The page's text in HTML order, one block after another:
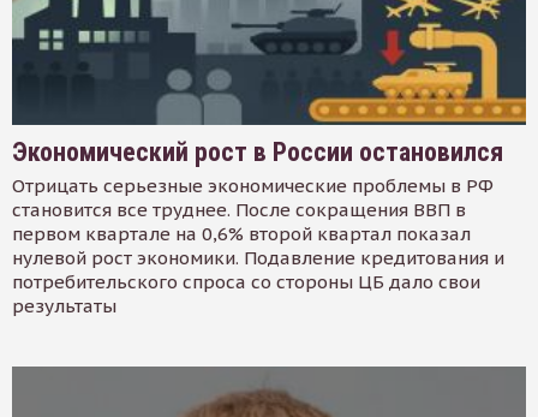
Экономический рост в России остановился
Отрицать серьезные экономические проблемы в РФ
становится все труднее. После сокращения ВВП в
первом квартале на 0,6% второй квартал показал
нулевой рост экономики. Подавление кредитования и
потребительского спроса со стороны ЦБ дало свои
результаты